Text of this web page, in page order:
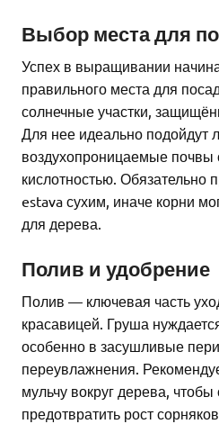
Выбор места для
Успех в выращивании
правильного места для
солнечные участки,
Для нее идеально подойдут
воздухопроницаемые почвы
кислотностью. Обязательно
estava сухим, иначе корни
для дерева.
Полив и удобрение
Полив — ключевая часть
красавицей. Груша
особенно в засушливые
переувлажнения.
мульчу вокруг дерева, чтобы
предотвратить рост